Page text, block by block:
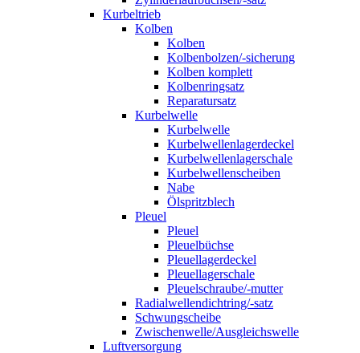
Kurbeltrieb
Kolben
Kolben
Kolbenbolzen/-sicherung
Kolben komplett
Kolbenringsatz
Reparatursatz
Kurbelwelle
Kurbelwelle
Kurbelwellenlagerdeckel
Kurbelwellenlagerschale
Kurbelwellenscheiben
Nabe
Ölspritzblech
Pleuel
Pleuel
Pleuelbüchse
Pleuellagerdeckel
Pleuellagerschale
Pleuelschraube/-mutter
Radialwellendichtring/-satz
Schwungscheibe
Zwischenwelle/Ausgleichswelle
Luftversorgung